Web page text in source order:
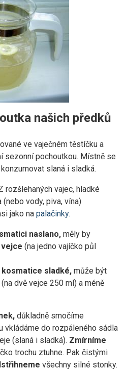
našich předků
ve vaječném těstíčku a
sezonní pochoutkou. Místně se
slaná i sladká.
rozšlehaných vajec, hladké
vody, piva, vína)
jako na palačinky.
naslano, měly by
(na jedno vajíčko půl
kosmatice sladké, může být
(na dvě vejce 250 ml) a méně
důkladně smočíme
vkládáme do rozpáleného sádla
(slaná i sladká). Zmírníme
trochu ztuhne. Pak čistými
všechny silné stonky.